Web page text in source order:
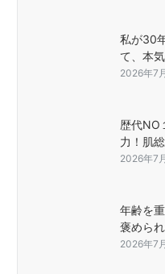
私が30
て、本
2026年7
歴代NO
力！肌
2026年7
年齢を
褒められ
2026年7